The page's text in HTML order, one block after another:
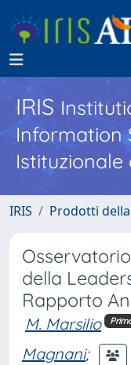
IRIS
Information
Istituzionale
IRIS Prodotti
della
Rapporto
M. Marsilio
Magnani;